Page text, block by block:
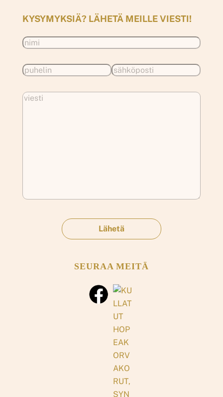
KYSYMYKSIÄ? LÄHETÄ MEILLE VIESTI!
SEURAA MEITÄ